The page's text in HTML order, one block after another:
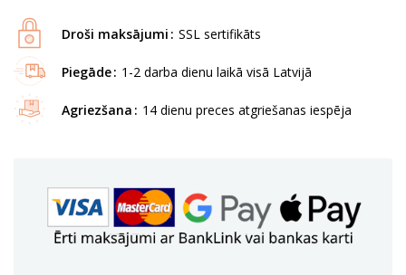
Droši maksājumi SSL sertifikāts
Piegāde 1-2 darba dienu laikā visā Latvijā
Agriezšana 14 dienu preces atgriešanas iespēja